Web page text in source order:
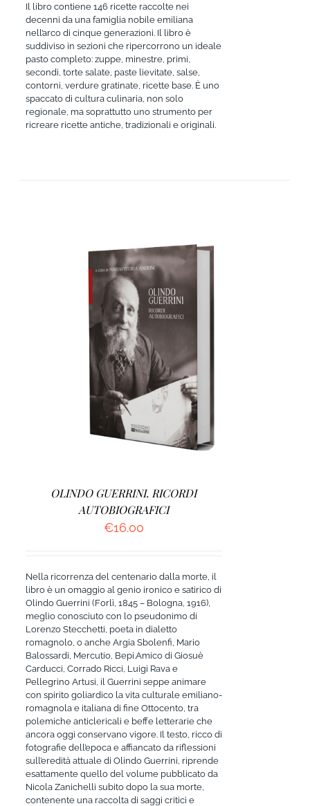
Il libro contiene 146 ricette raccolte nei
decenni da una famiglia nobile emiliana
nell’arco di cinque generazioni. Il libro è
suddiviso in sezioni che ripercorrono un ideale
pasto completo: zuppe, minestre, primi,
secondi, torte salate, paste lievitate, salse,
contorni, verdure gratinate, ricette base. È uno
spaccato di cultura culinaria, non solo
regionale, ma soprattutto uno strumento per
ricreare ricette antiche, tradizionali e originali.
AGGIUNGI AL CARRELLO
OLINDO GUERRINI. RICORDI
AUTOBIOGRAFICI
€16.00
Nella ricorrenza del centenario dalla morte, il
libro è un omaggio al genio ironico e satirico di
Olindo Guerrini (Forlì, 1845 – Bologna, 1916),
meglio conosciuto con lo pseudonimo di
Lorenzo Stecchetti, poeta in dialetto
romagnolo, o anche Argia Sbolenfi, Mario
Balossardi, Mercutio, Bepi.Amico di Giosuè
Carducci, Corrado Ricci, Luigi Rava e
Pellegrino Artusi, il Guerrini seppe animare
con spirito goliardico la vita culturale emiliano-
romagnola e italiana di fine Ottocento, tra
polemiche anticlericali e beffe letterarie che
ancora oggi conservano vigore. Il testo, ricco di
fotografie dell’epoca e affiancato da riflessioni
sull’eredità attuale di Olindo Guerrini, riprende
esattamente quello del volume pubblicato da
Nicola Zanichelli subito dopo la sua morte,
contenente una raccolta di saggi critici e